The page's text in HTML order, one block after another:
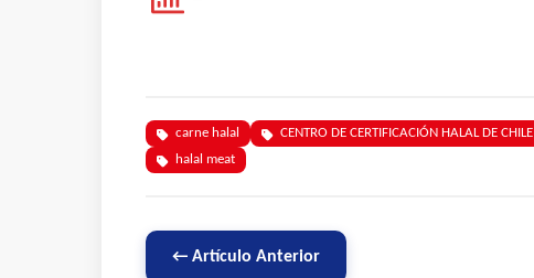
carne halal CENTRO DE CERTIFICACIÓN HALAL DE CHILE
halal meat
← Artículo Anterior